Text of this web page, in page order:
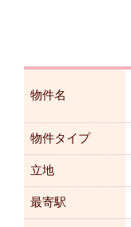
物件名
物件タイプ
立地
最寄駅